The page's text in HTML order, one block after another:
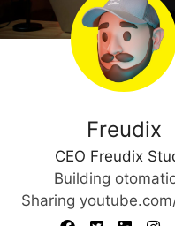
Freudix
CEO Freudix
Building
Sharing